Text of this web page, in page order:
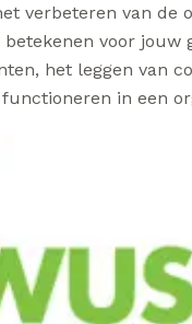
verbeteren van de
voor jouw
het leggen van
in een